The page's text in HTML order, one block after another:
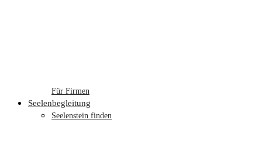
Für Firmen
Seelenbegleitung
Seelenstein finden